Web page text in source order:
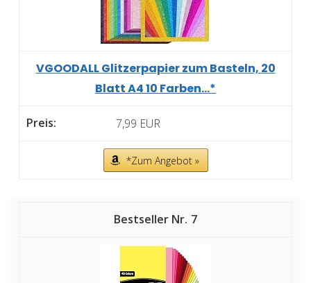
VGOODALL Glitzerpapier zum Basteln, 20
Blatt A4 10 Farben...*
7,99 EUR
*Zum Angebot »
7